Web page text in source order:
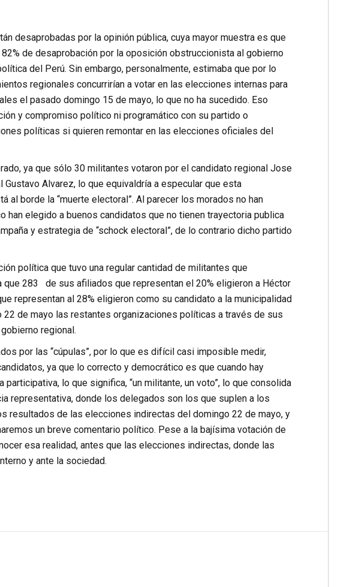
desaprobadas por la opinión pública, cuya mayor muestra es que
de desaprobación por la oposición obstruccionista al gobierno
del Perú. Sin embargo, personalmente, estimaba que por lo
regionales concurrirían a votar en las elecciones internas para
el pasado domingo 15 de mayo, lo que no ha sucedido. Eso
y compromiso político ni programático con su partido o
políticas si quieren remontar en las elecciones oficiales del
ya que sólo 30 militantes votaron por el candidato regional Jose
Alvarez, lo que equivaldría a especular que esta
borde la “muerte electoral”. Al parecer los morados no han
elegido a buenos candidatos que no tienen trayectoria publica
y estrategia de “schock electoral”, de lo contrario dicho partido
política que tuvo una regular cantidad de militantes que
283 de sus afiliados que representan el 20% eligieron a Héctor
representan al 28% eligieron como su candidato a la municipalidad
22 de mayo las restantes organizaciones políticas a través de sus
regional.
por las “cúpulas”, por lo que es difícil casi imposible medir,
ya que lo correcto y democrático es que cuando hay
lo que significa, “un militante, un voto”, lo que consolida
representativa, donde los delegados son los que suplen a los
resultados de las elecciones indirectas del domingo 22 de mayo, y
un breve comentario político. Pese a la bajísima votación de
esa realidad, antes que las elecciones indirectas, donde las
y ante la sociedad.